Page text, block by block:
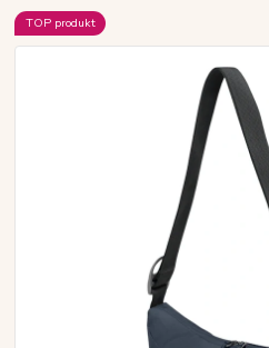
TOP produkt